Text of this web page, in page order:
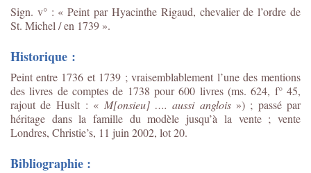
Sign. v° : « Peint par Hyacinthe Rigaud, chevalier de l’ordre de
St. Michel / en 1739 ».
Historique :
Peint entre 1736 et 1739 ; vraisemblablement l’une des mentions
des livres de comptes de 1738 pour 600 livres (ms. 624, f° 45,
rajout de Huslt : « M[onsieu] …. aussi anglois») ; passé par
héritage dans la famille du modèle jusqu’à la vente ; vente
Londres, Christie’s, 11 juin 2002, lot 20.
Bibliographie :